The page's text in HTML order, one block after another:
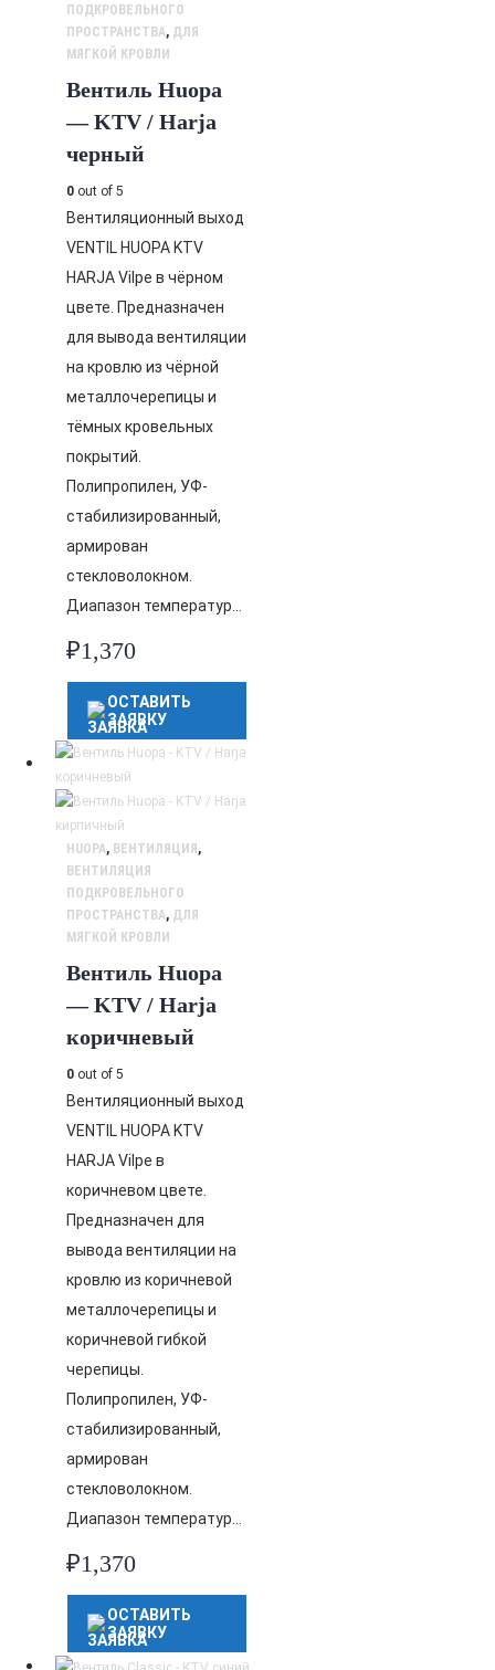
ПОДКРОВЕЛЬНОГО
ПРОСТРАНСТВА, ДЛЯ
МЯГКОЙ КРОВЛИ
Вентиль Huopa
— KTV / Harja
черный
0 out of 5
Вентиляционный выход
VENTIL HUOPA KTV
HARJA Vilpe в чёрном
цвете. Предназначен
для вывода вентиляции
на кровлю из чёрной
металлочерепицы и
тёмных кровельных
покрытий.
Полипропилен, УФ-
стабилизированный,
армирован
стекловолокном.
Диапазон температур…
₽1,370
ОСТАВИТЬ
ЗАЯВКУ
HUOPA, ВЕНТИЛЯЦИЯ,
ВЕНТИЛЯЦИЯ
ПОДКРОВЕЛЬНОГО
ПРОСТРАНСТВА, ДЛЯ
МЯГКОЙ КРОВЛИ
Вентиль Huopa
— KTV / Harja
коричневый
0 out of 5
Вентиляционный выход
VENTIL HUOPA KTV
HARJA Vilpe в
коричневом цвете.
Предназначен для
вывода вентиляции на
кровлю из коричневой
металлочерепицы и
коричневой гибкой
черепицы.
Полипропилен, УФ-
стабилизированный,
армирован
стекловолокном.
Диапазон температур…
₽1,370
ОСТАВИТЬ
ЗАЯВКУ